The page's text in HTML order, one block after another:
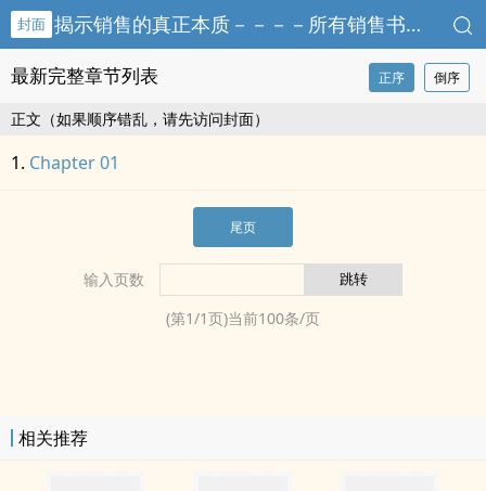
封面 揭示销售的真正本质－－－－所有销售书籍和专家都是骗人的!
最新完整章节列表 正序 倒序
正文（如果顺序错乱，请先访问封面）
Chapter 01
尾页
输入页数
(第1/1页)当前100条/页
相关推荐